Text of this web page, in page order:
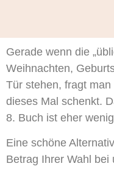
Gerade wenn die
Weihnachten,
Tür stehen, fragt
dieses Mal schenkt.
8. Buch ist eher
Eine schöne
Betrag Ihrer Wahl bei